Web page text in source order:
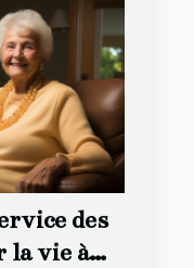
des
la vie à